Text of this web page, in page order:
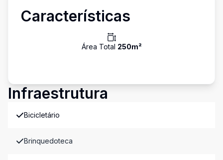
Características
Área Total 250m²
Infraestrutura
Bicicletário
Brinquedoteca